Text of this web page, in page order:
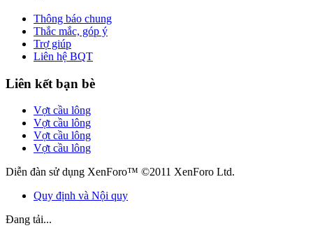
Thông báo chung
Thắc mắc, góp ý
Trợ giúp
Liên hệ BQT
Liên kết bạn bè
Vợt cầu lông
Vợt cầu lông
Vợt cầu lông
Vợt cầu lông
Diễn đàn sử dụng XenForo™ ©2011 XenForo Ltd.
Quy định và Nội quy
Đang tải...